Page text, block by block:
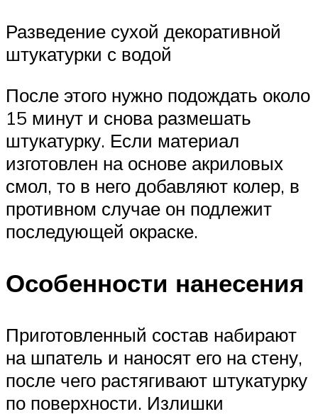
Разведение сухой декоративной
штукатурки с водой
После этого нужно подождать около
15 минут и снова размешать
штукатурку. Если материал
изготовлен на основе акриловых
смол, то в него добавляют колер, в
противном случае он подлежит
последующей окраске.
Особенности нанесения
Приготовленный состав набирают
на шпатель и наносят его на стену,
после чего растягивают штукатурку
по поверхности. Излишки